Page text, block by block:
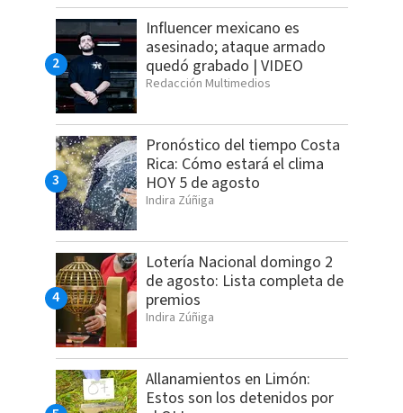
Influencer mexicano es
asesinado; ataque armado
quedó grabado | VIDEO
Redacción Multimedios
Pronóstico del tiempo Costa
Rica: Cómo estará el clima
HOY 5 de agosto
Indira Zúñiga
Lotería Nacional domingo 2
de agosto: Lista completa de
premios
Indira Zúñiga
Allanamientos en Limón:
Estos son los detenidos por